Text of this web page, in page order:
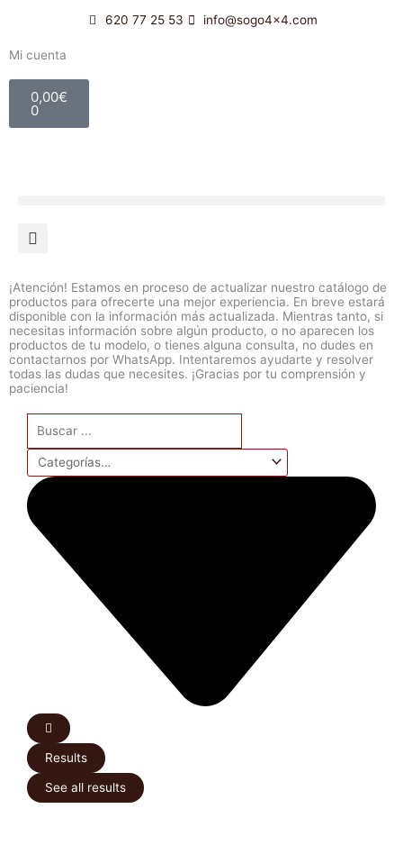
contenido
620 77 25 53 info@sogo4x4.com
Mi cuenta
0,00€
0
Carrito
¡Atención! Estamos en proceso de actualizar nuestro catálogo de
productos para ofrecerte una mejor experiencia. En breve estará
disponible con la información más actualizada. Mientras tanto, si
necesitas información sobre algún producto, o no aparecen los
productos de tu modelo, o tienes alguna consulta, no dudes en
contactarnos por WhatsApp. Intentaremos ayudarte y resolver
todas las dudas que necesites. ¡Gracias por tu comprensión y
paciencia!
Search
...
Results
See all results